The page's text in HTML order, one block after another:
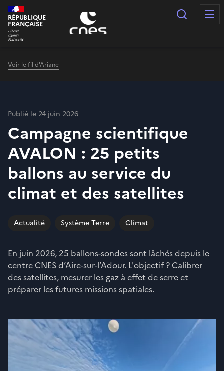
Panneau de gestion des cookies
RÉPUBLIQUE
FRANÇAISE
Voir le fil d'Ariane
Publié le 24 juin 2026
Campagne scientifique
AVALON : 25 petits
ballons au service du
climat et des satellites
Actualité Système Terre Climat
En juin 2026, 25 ballons-sondes sont lâchés depuis le
centre CNES d’Aire-sur-l’Adour. L'objectif ? Calibrer
des satellites, mesurer les gaz à effet de serre et
préparer les futures missions spatiales.